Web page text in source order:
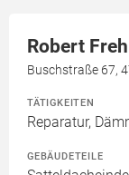
Robert
Buschstraße 67,
TÄTIGKEITEN
Reparatur,
GEBÄUDETEILE